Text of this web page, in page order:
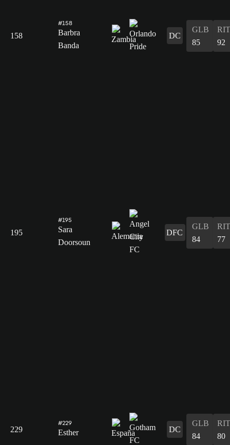
158
#158
Barbra
Banda
DC
GLB
85
RIT
92
195
#195
Sara
Doorsoun
DFC
GLB
84
RIT
77
229
#229
Esther DC
GLB
84
RIT
80